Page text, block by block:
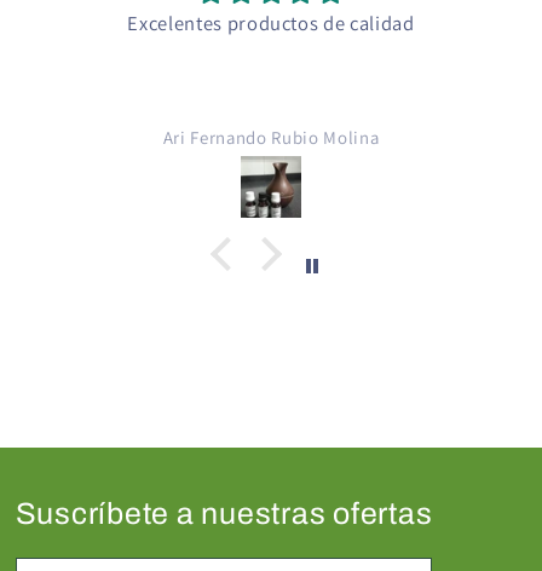
Excelentes productos de calidad
Ari Fernando Rubio Molina
Suscríbete a nuestras ofertas